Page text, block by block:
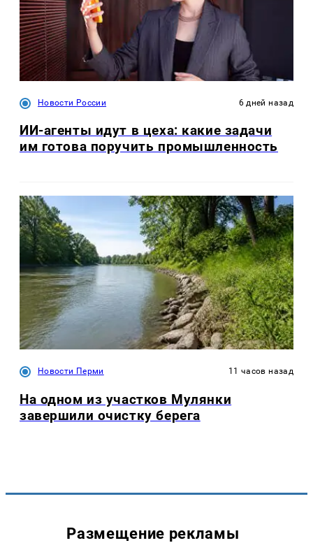
Новости России 6 дней назад
ИИ-агенты идут в цеха: какие задачи
им готова поручить промышленность
Новости Перми 11 часов назад
На одном из участков Мулянки
завершили очистку берега
Размещение рекламы